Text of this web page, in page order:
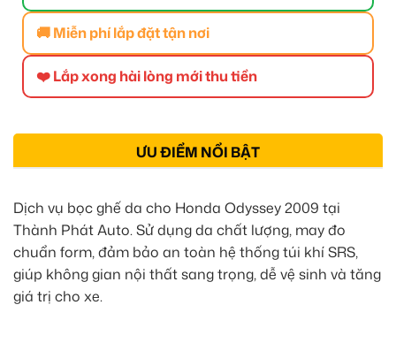
🚚 Miễn phí lắp đặt tận nơi
❤️ Lắp xong hài lòng mới thu tiền
ƯU ĐIỂM NỔI BẬT
Dịch vụ bọc ghế da cho Honda Odyssey 2009 tại
Thành Phát Auto. Sử dụng da chất lượng, may đo
chuẩn form, đảm bảo an toàn hệ thống túi khí SRS,
giúp không gian nội thất sang trọng, dễ vệ sinh và tăng
giá trị cho xe.